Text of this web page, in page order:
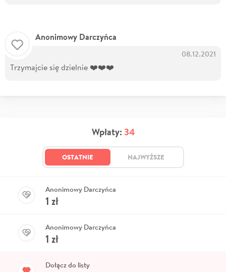
Anonimowy Darczyńca
08.12.2021
Trzymajcie się dzielnie ❤️❤️❤️
Wpłaty: 34
OSTATNIE NAJWYŻSZE
Anonimowy Darczyńca
1 zł
Anonimowy Darczyńca
1 zł
Dołącz do listy